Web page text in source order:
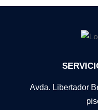
Avda. Libertador